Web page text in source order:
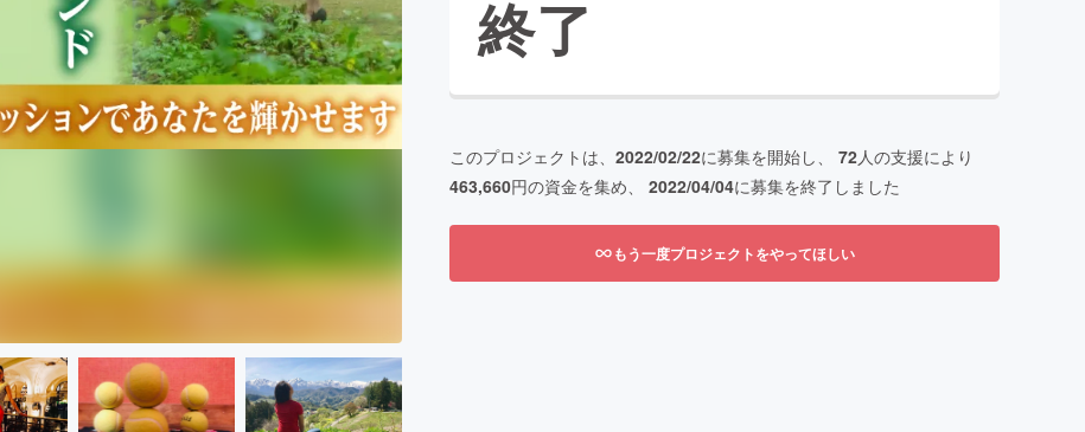
CAMPFIREふるさと納税machi-yaコミュニティ 終了
このプロジェクトは、 2022/02/22に募集を開始し、 72人の支援により
463,660円の資金を集め、 2022/04/04に募集を終了しました
もう一度プロジェクトをやってほしい